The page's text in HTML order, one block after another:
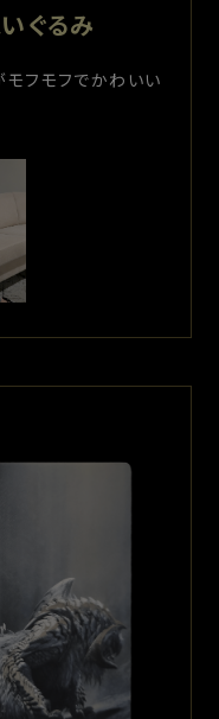
したが、私が今回のコラ
自社とカプコンさんの
せてもらい、「K9X」
とうございました）
のコラボレーションとい
また、その中での『モン
ばと思います。
いる思い入れのある作
ターを平凡なエネミー
て、生態系やバックボ
ぐるみ
モフモフでかわいい